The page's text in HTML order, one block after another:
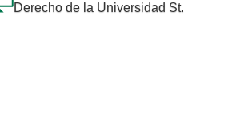
Derecho de la Universidad St.